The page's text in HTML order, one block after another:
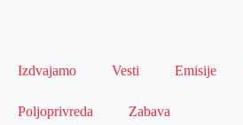
Izdvajamo Vesti Emisije
Poljoprivreda Zabava